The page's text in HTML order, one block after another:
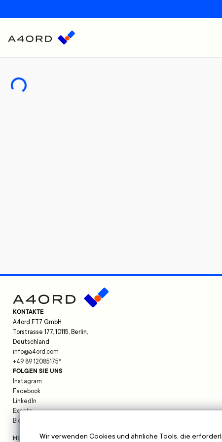
KONTAKTE
A4ord FT7 GmbH
Torstrasse 177, 10115, Berlin,
Deutschland
info@a4ord.com
+49 89 12085175*
FOLGEN SIE UNS
Instagram
Facebook
LinkedIn
Expats
Blog
HILFE Wir verwenden Cookies und ähnliche Tools, die